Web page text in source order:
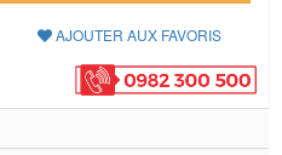
AJOUTER AUX FAVORIS